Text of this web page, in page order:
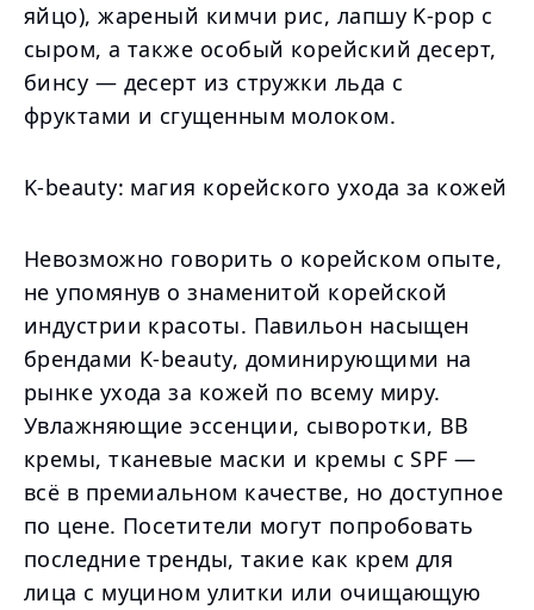
яйцо), жареный кимчи рис, лапшу K-pop с
сыром, а также особый корейский десерт,
бинсу — десерт из стружки льда с
фруктами и сгущенным молоком.
K-beauty: магия корейского ухода за кожей
Невозможно говорить о корейском опыте,
не упомянув о знаменитой корейской
индустрии красоты. Павильон насыщен
брендами K-beauty, доминирующими на
рынке ухода за кожей по всему миру.
Увлажняющие эссенции, сыворотки, BB
кремы, тканевые маски и кремы с SPF —
всё в премиальном качестве, но доступное
по цене. Посетители могут попробовать
последние тренды, такие как крем для
лица с муцином улитки или очищающую